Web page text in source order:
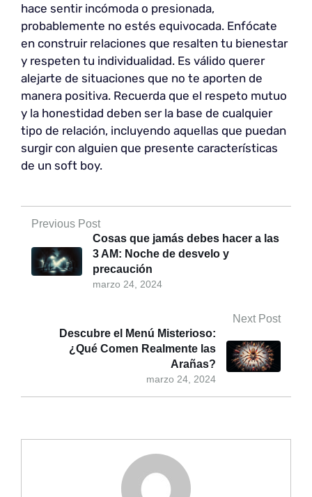
hace sentir incómoda o presionada,
probablemente no estés equivocada. Enfócate
en construir relaciones que resalten tu bienestar
y respeten tu individualidad. Es válido querer
alejarte de situaciones que no te aporten de
manera positiva. Recuerda que el respeto mutuo
y la honestidad deben ser la base de cualquier
tipo de relación, incluyendo aquellas que puedan
surgir con alguien que presente características
de un soft boy.
Previous Post
marzo 24, 2024
Cosas que jamás debes hacer a las
3 AM: Noche de desvelo y
precaución
Next Post
marzo 24, 2024
Descubre el Menú Misterioso:
¿Qué Comen Realmente las
Arañas?